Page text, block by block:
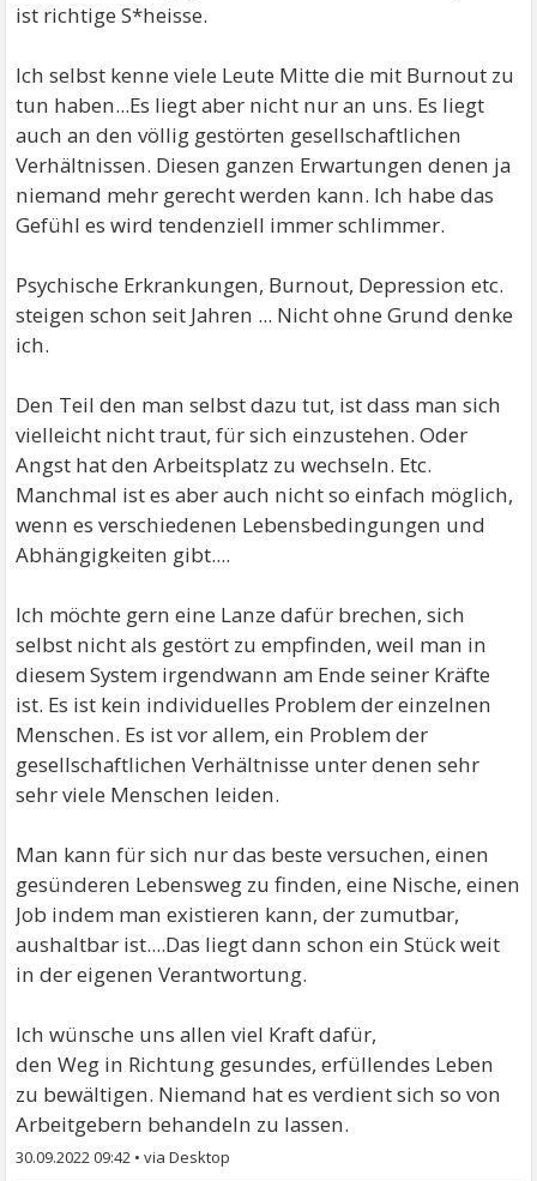
ist richtige S*heisse.
Ich selbst kenne viele Leute Mitte die mit Burnout zu
tun haben...Es liegt aber nicht nur an uns. Es liegt
auch an den völlig gestörten gesellschaftlichen
Verhältnissen. Diesen ganzen Erwartungen denen ja
niemand mehr gerecht werden kann. Ich habe das
Gefühl es wird tendenziell immer schlimmer.
Psychische Erkrankungen, Burnout, Depression etc.
steigen schon seit Jahren ... Nicht ohne Grund denke
ich.
Den Teil den man selbst dazu tut, ist dass man sich
vielleicht nicht traut, für sich einzustehen. Oder
Angst hat den Arbeitsplatz zu wechseln. Etc.
Manchmal ist es aber auch nicht so einfach möglich,
wenn es verschiedenen Lebensbedingungen und
Abhängigkeiten gibt....
Ich möchte gern eine Lanze dafür brechen, sich
selbst nicht als gestört zu empfinden, weil man in
diesem System irgendwann am Ende seiner Kräfte
ist. Es ist kein individuelles Problem der einzelnen
Menschen. Es ist vor allem, ein Problem der
gesellschaftlichen Verhältnisse unter denen sehr
sehr viele Menschen leiden.
Man kann für sich nur das beste versuchen, einen
gesünderen Lebensweg zu finden, eine Nische, einen
Job indem man existieren kann, der zumutbar,
aushaltbar ist....Das liegt dann schon ein Stück weit
in der eigenen Verantwortung.
Ich wünsche uns allen viel Kraft dafür,
den Weg in Richtung gesundes, erfüllendes Leben
zu bewältigen. Niemand hat es verdient sich so von
Arbeitgebern behandeln zu lassen.
30.09.2022 09:42 •